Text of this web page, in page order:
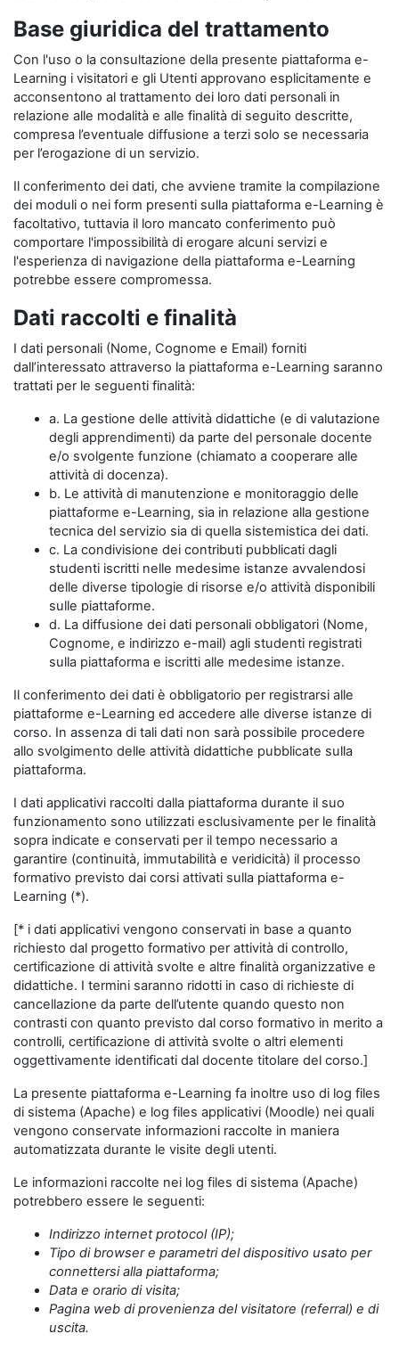
Base giuridica del trattamento
Con l'uso o la consultazione della presente piattaforma e-
Learning i visitatori e gli Utenti approvano esplicitamente e
acconsentono al trattamento dei loro dati personali in
relazione alle modalità e alle finalità di seguito descritte,
compresa l’eventuale diffusione a terzi solo se necessaria
per l’erogazione di un servizio.
Il conferimento dei dati, che avviene tramite la compilazione
dei moduli o nei form presenti sulla piattaforma e-Learning è
facoltativo, tuttavia il loro mancato conferimento può
comportare l'impossibilità di erogare alcuni servizi e
l'esperienza di navigazione della piattaforma e-Learning
potrebbe essere compromessa.
Dati raccolti e finalità
I dati personali (Nome, Cognome e Email) forniti
dall’interessato attraverso la piattaforma e-Learning saranno
trattati per le seguenti finalità:
a. La gestione delle attività didattiche (e di valutazione
degli apprendimenti) da parte del personale docente
e/o svolgente funzione (chiamato a cooperare alle
attività di docenza).
b. Le attività di manutenzione e monitoraggio delle
piattaforme e-Learning, sia in relazione alla gestione
tecnica del servizio sia di quella sistemistica dei dati.
c. La condivisione dei contributi pubblicati dagli
studenti iscritti nelle medesime istanze avvalendosi
delle diverse tipologie di risorse e/o attività disponibili
sulle piattaforme.
d. La diffusione dei dati personali obbligatori (Nome,
Cognome, e indirizzo e-mail) agli studenti registrati
sulla piattaforma e iscritti alle medesime istanze.
Il conferimento dei dati è obbligatorio per registrarsi alle
piattaforme e-Learning ed accedere alle diverse istanze di
corso. In assenza di tali dati non sarà possibile procedere
allo svolgimento delle attività didattiche pubblicate sulla
piattaforma.
I dati applicativi raccolti dalla piattaforma durante il suo
funzionamento sono utilizzati esclusivamente per le finalità
sopra indicate e conservati per il tempo necessario a
garantire (continuità, immutabilità e veridicità) il processo
formativo previsto dai corsi attivati sulla piattaforma e-
Learning (*).
[* i dati applicativi vengono conservati in base a quanto
richiesto dal progetto formativo per attività di controllo,
certificazione di attività svolte e altre finalità organizzative e
didattiche. I termini saranno ridotti in caso di richieste di
cancellazione da parte dell’utente quando questo non
contrasti con quanto previsto dal corso formativo in merito a
controlli, certificazione di attività svolte o altri elementi
oggettivamente identificati dal docente titolare del corso.]
La presente piattaforma e-Learning fa inoltre uso di log files
di sistema (Apache) e log files applicativi (Moodle) nei quali
vengono conservate informazioni raccolte in maniera
automatizzata durante le visite degli utenti.
Le informazioni raccolte nei log files di sistema (Apache)
potrebbero essere le seguenti:
Indirizzo internet protocol (IP);
Tipo di browser e parametri del dispositivo usato per
connettersi alla piattaforma;
Data e orario di visita;
Pagina web di provenienza del visitatore (referral) e di
uscita.